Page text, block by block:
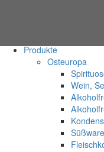
Produkte
Osteuropa
Wein,